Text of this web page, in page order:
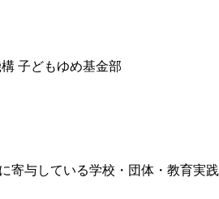
子どもゆめ基金部
寄与している学校・団体・教育